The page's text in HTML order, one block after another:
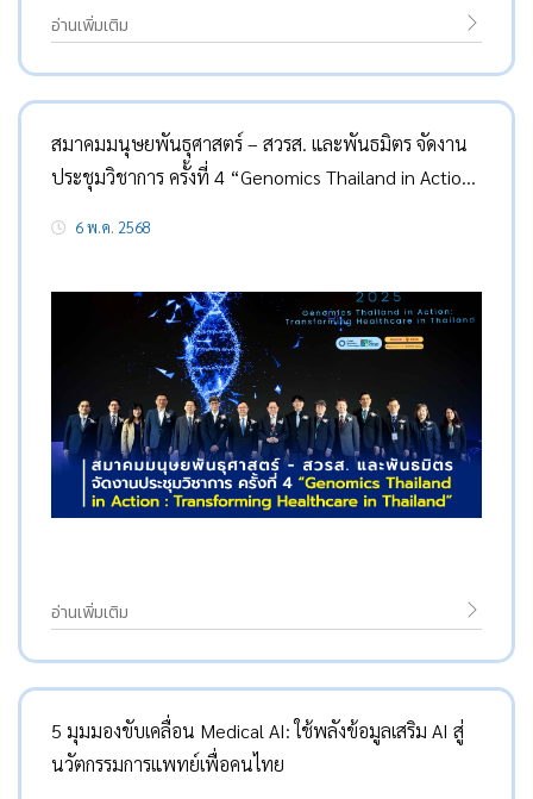
อ่านเพิ่มเติม
สมาคมมนุษยพันธุศาสตร์ – สวรส. และพันธมิตร จัดงาน
ประชุมวิชาการ ครั้งที่ 4 “Genomics Thailand in Action:
6 พ.ค. 2568
อ่านเพิ่มเติม
5 มุมมองขับเคลื่อน Medical AI: ใช้พลังข้อมูลเสริม AI สู่
นวัตกรรมการแพทย์เพื่อคนไทย